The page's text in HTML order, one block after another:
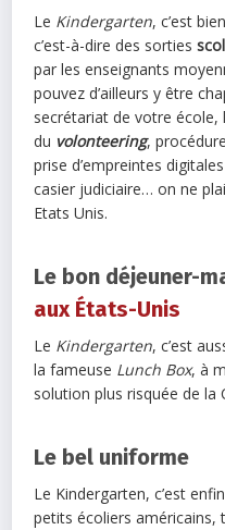
Le Kindergarten, c’est
c’est-à-dire des sorties
par les enseignants
pouvez d’ailleurs y être
secrétariat de votre
du volonteering,
prise d’empreintes
casier judiciaire… on ne
Etats Unis.
Le bon déjeuner-
aux États-Unis
Le Kindergarten, c’est
la fameuse Lunch Box, à
solution plus risquée de la
Le bel uniforme
Le Kindergarten, c’est enfin
petits écoliers américains,